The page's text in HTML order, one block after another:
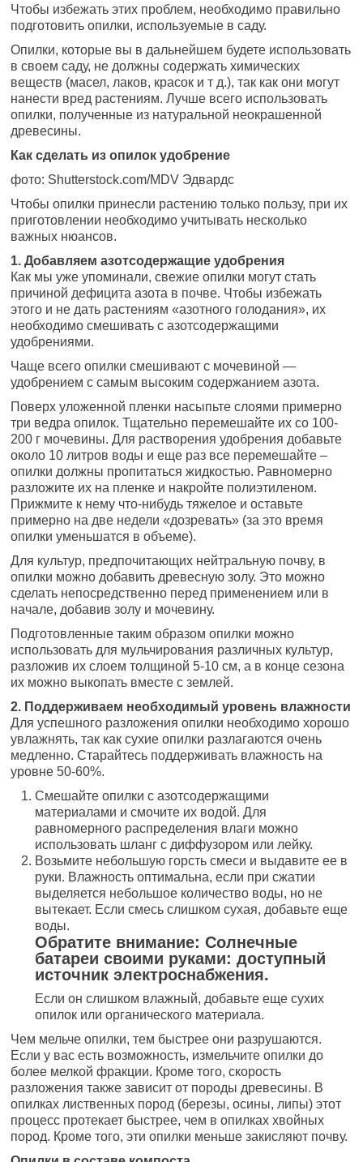
Чтобы избежать этих проблем, необходимо правильно
подготовить опилки, используемые в саду.
Опилки, которые вы в дальнейшем будете использовать
в своем саду, не должны содержать химических
веществ (масел, лаков, красок и т д.), так как они могут
нанести вред растениям. Лучше всего использовать
опилки, полученные из натуральной неокрашенной
древесины.
Как сделать из опилок удобрение
фото: Shutterstock.com/MDV Эдвардс
Чтобы опилки принесли растению только пользу, при их
приготовлении необходимо учитывать несколько
важных нюансов.
1. Добавляем азотсодержащие удобрения
Как мы уже упоминали, свежие опилки могут стать
причиной дефицита азота в почве. Чтобы избежать
этого и не дать растениям «азотного голодания», их
необходимо смешивать с азотсодержащими
удобрениями.
Чаще всего опилки смешивают с мочевиной —
удобрением с самым высоким содержанием азота.
Поверх уложенной пленки насыпьте слоями примерно
три ведра опилок. Тщательно перемешайте их со 100-
200 г мочевины. Для растворения удобрения добавьте
около 10 литров воды и еще раз все перемешайте –
опилки должны пропитаться жидкостью. Равномерно
разложите их на пленке и накройте полиэтиленом.
Прижмите к нему что-нибудь тяжелое и оставьте
примерно на две недели «дозревать» (за это время
опилки уменьшатся в объеме).
Для культур, предпочитающих нейтральную почву, в
опилки можно добавить древесную золу. Это можно
сделать непосредственно перед применением или в
начале, добавив золу и мочевину.
Подготовленные таким образом опилки можно
использовать для мульчирования различных культур,
разложив их слоем толщиной 5-10 см, а в конце сезона
их можно выкопать вместе с землей.
2. Поддерживаем необходимый уровень влажности
Для успешного разложения опилки необходимо хорошо
увлажнять, так как сухие опилки разлагаются очень
медленно. Старайтесь поддерживать влажность на
уровне 50-60%.
Смешайте опилки с азотсодержащими
материалами и смочите их водой. Для
равномерного распределения влаги можно
использовать шланг с диффузором или лейку.
Возьмите небольшую горсть смеси и выдавите ее в
руки. Влажность оптимальна, если при сжатии
выделяется небольшое количество воды, но не
вытекает. Если смесь слишком сухая, добавьте еще
воды.
Обратите внимание: Солнечные
батареи своими руками: доступный
источник электроснабжения.
Если он слишком влажный, добавьте еще сухих
опилок или органического материала.
Чем мельче опилки, тем быстрее они разрушаются.
Если у вас есть возможность, измельчите опилки до
более мелкой фракции. Кроме того, скорость
разложения также зависит от породы древесины. В
опилках лиственных пород (березы, осины, липы) этот
процесс протекает быстрее, чем в опилках хвойных
пород. Кроме того, эти опилки меньше закисляют почву.